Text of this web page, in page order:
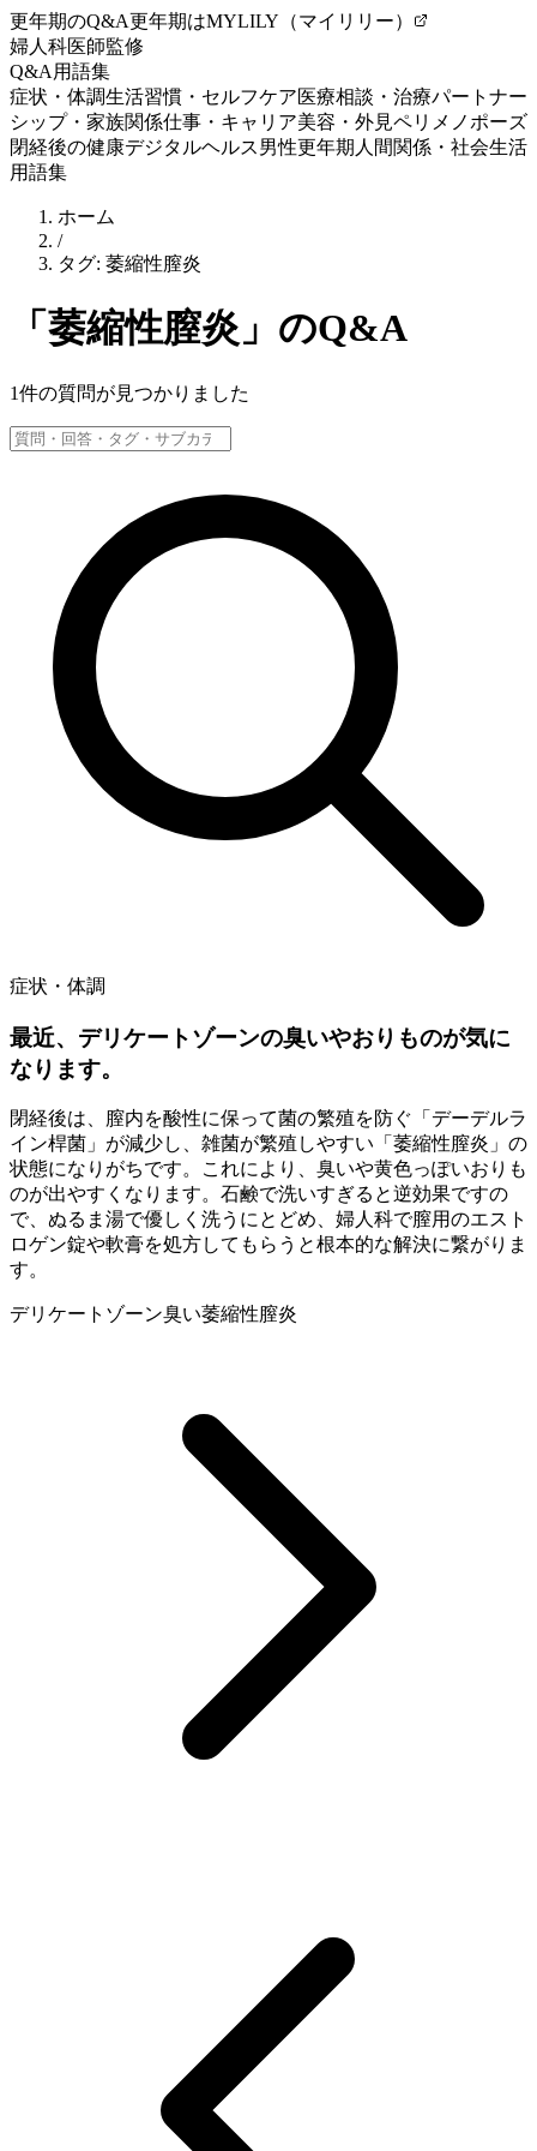
更年期のQ&A更年期はMYLILY（マイリリー）
婦人科医師監修
Q&A 用語集
症状・体調生活習慣・セルフケア医療相談・治療パートナー
シップ・家族関係仕事・キャリア美容・外見ペリメノポーズ
閉経後の健康デジタルヘルス男性更年期 人間関係・社会生活
用語集
ホーム
/
タグ: 萎縮性膣炎
「 萎縮性膣炎 」のQ&A
1件の質問が見つかりました
症状・体調
最近、デリケートゾーンの臭いやおりものが気に
なります。
閉経後は、膣内を酸性に保って菌の繁殖を防ぐ「デーデルラ
イン桿菌」が減少し、雑菌が繁殖しやすい「萎縮性膣炎」の
状態になりがちです。これにより、臭いや黄色っぽいおりも
のが出やすくなります。石鹸で洗いすぎると逆効果ですの
で、ぬるま湯で優しく洗うにとどめ、婦人科で膣用のエスト
ロゲン錠や軟膏を処方してもらうと根本的な解決に繋がりま
す。
デリケートゾーン臭い萎縮性膣炎